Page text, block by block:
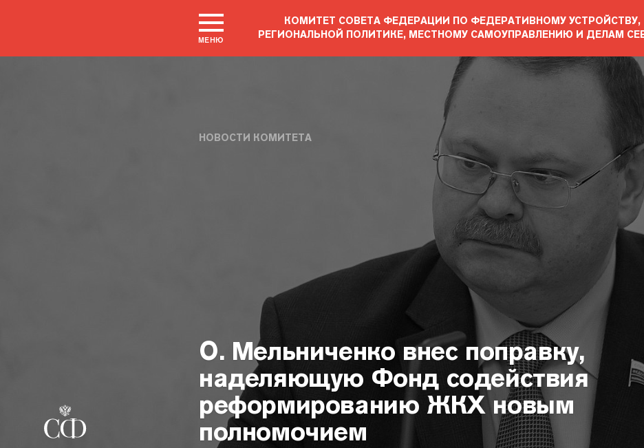
МЕНЮ
КОМИТЕТ СОВЕТА ФЕДЕРАЦИИ ПО ФЕДЕРАТИВНОМУ УСТРОЙСТВУ,
РЕГИОНАЛЬНОЙ ПОЛИТИКЕ, МЕСТНОМУ САМОУПРАВЛЕНИЮ И ДЕЛАМ
НОВОСТИ КОМИТЕТА
О. Мельниченко внес поправку,
наделяющую Фонд содействия
реформированию ЖКХ новым
полномочием